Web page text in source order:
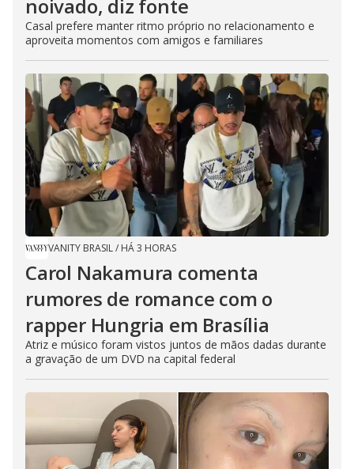
noivado, diz fonte
Casal prefere manter ritmo próprio no relacionamento e
aproveita momentos com amigos e familiares
VANITY BRASIL/ HÁ 3 HORAS
Carol Nakamura comenta
rumores de romance com o
rapper Hungria em Brasília
Atriz e músico foram vistos juntos de mãos dadas durante
a gravação de um DVD na capital federal